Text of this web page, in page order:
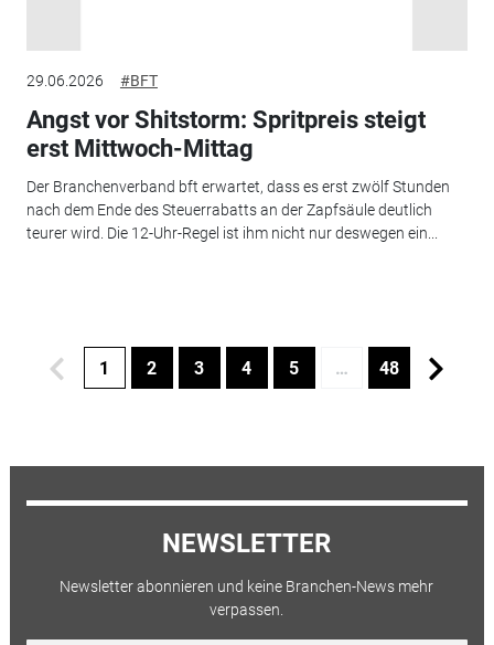
29.06.2026 #BFT
Angst vor Shitstorm: Spritpreis steigt
erst Mittwoch-Mittag
Der Branchenverband bft erwartet, dass es erst zwölf Stunden
nach dem Ende des Steuerrabatts an der Zapfsäule deutlich
teurer wird. Die 12-Uhr-Regel ist ihm nicht nur deswegen ein...
1 2 3 4 5 … 48
NEWSLETTER
Newsletter abonnieren und keine Branchen-News mehr
verpassen.